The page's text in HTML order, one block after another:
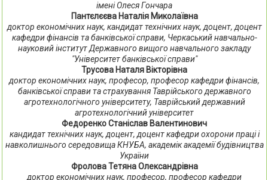
імені Олеся Гончара
Пантєлєєва Наталія Миколаївна
доктор економічних наук, кандидат технічних наук, доцент, доцент
кафедри фінансів та банківської справи, Черкаський навчально-
науковий інститут Державного вищого навчального закладу
"Університет банківської справи"
Трусова Наталя Вікторівна
доктор економічних наук, професор, професор кафедри фінансів,
банківської справи та страхування Таврійського державного
агротехнологічного університету, Таврійський державний
агротехнологічний університет
Федоренко Станіслав Валентинович
кандидат технічних наук, доцент, доцент кафедри охорони праці і
навколишнього середовища КНУБА, академік академії будівництва
України
Фролова Тетяна Олександрівна
доктор економічних наук, професор, професор кафедри